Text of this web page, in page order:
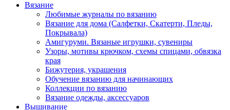
Вязание
Любимые журналы по вязанию
Вязание для дома (Салфетки, Скатерти, Пледы,
Покрывала)
Амигуруми. Вязаные игрушки, сувениры
Узоры, мотивы крючком, схемы спицами, обвязка
края
Бижутерия, украшения
Обучение вязанию для начинающих
Коллекции по вязанию
Вязание одежды, аксессуаров
Вышивание